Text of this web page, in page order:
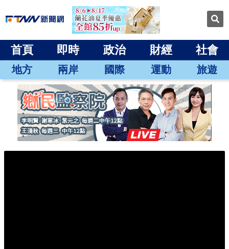
首頁 即時 政治 財經 社會
地方 兩岸 國際 運動 旅遊